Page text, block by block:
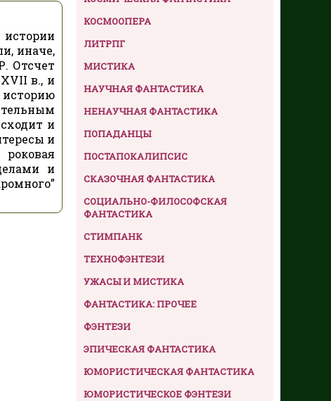
истории
иначе,
Отсчет
в., и
и
и
и
КОСМООПЕРА
ЛИТРПГ
МИСТИКА
НАУЧНАЯ ФАНТАСТИКА
НЕНАУЧНАЯ ФАНТАСТИКА
ПОПАДАНЦЫ
ПОСТАПОКАЛИПСИС
СКАЗОЧНАЯ ФАНТАСТИКА
СОЦИАЛЬНО-ФИЛОСОФСКАЯ
ФАНТАСТИКА
СТИМПАНК
ТЕХНОФЭНТЕЗИ
УЖАСЫ И МИСТИКА
ФАНТАСТИКА: ПРОЧЕЕ
ФЭНТЕЗИ
ЭПИЧЕСКАЯ ФАНТАСТИКА
ЮМОРИСТИЧЕСКАЯ ФАНТАСТИКА
ЮМОРИСТИЧЕСКОЕ ФЭНТЕЗИ